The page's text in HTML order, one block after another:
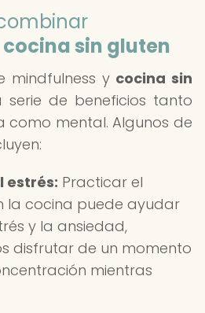
cocina sin gluten
mindfulness y cocina sin
serie de beneficios tanto
como mental. Algunos de
estrés: Practicar el
la cocina puede ayudar
y la ansiedad,
disfrutar de un momento
mientras